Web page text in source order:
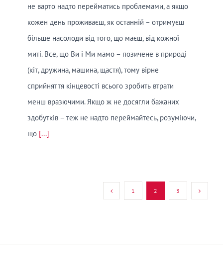
не варто надто перейматись проблемами, а якщо
кожен день проживаєш, як останній – отримуєш
більше насолоди від того, що маєш, від кожної
миті. Все, що Ви і Ми мамо – позичене в природі
(кіт, дружина, машина, щастя), тому вірне
сприйняття кінцевості всього зробить втрати
менш вразючими. Якщо ж не досягли бажаних
здобутків – теж не надто переймайтесь, розуміючи,
що [...]
1 2 3